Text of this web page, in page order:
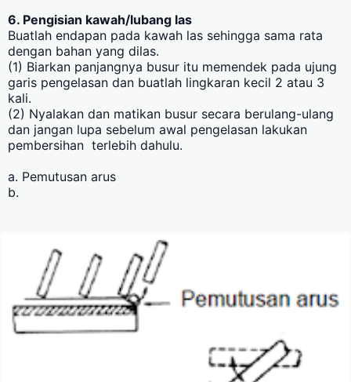
6. Pengisian kawah/lubang las
Buatlah endapan pada kawah las sehingga sama rata
dengan bahan yang dilas.
(1) Biarkan panjangnya busur itu memendek pada ujung
garis pengelasan dan buatlah lingkaran kecil 2 atau 3
kali.
(2) Nyalakan dan matikan busur secara berulang-ulang
dan jangan lupa sebelum awal pengelasan lakukan
pembersihan terlebih dahulu.
a. Pemutusan arus
b.